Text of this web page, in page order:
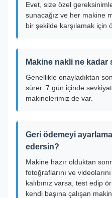
Evet, size özel
sunacağız ve her makine
bir şekilde karşılamak için
Makine nakli ne kadar
Genellikle onayladıktan
sürer. 7 gün içinde
makinelerimiz de var.
Geri ödemeyi
edersin?
Makine hazır olduktan
fotoğraflarını ve
kalıbınız varsa, test edip
kendi başına çalışan